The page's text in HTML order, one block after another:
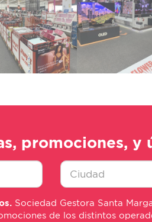
promociones, y
*
Sociedad Gestora Santa
de los distintos